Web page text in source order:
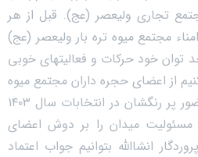
تجاری ولیعصر (عج). قبل از هر
مجتمع میوه تره بار ولیعصر (عج)
توان خود حرکات و فعالیتهای خوبی
از اعضای حجره داران مجتمع میوه
تره بار ولیعصر (عج) که با حضور پر رنگشان در انتخابات سال ۱۴۰۳
مسئولیت میدان را بر دوش اعضای
انشاالله بتوانیم جواب اعتماد